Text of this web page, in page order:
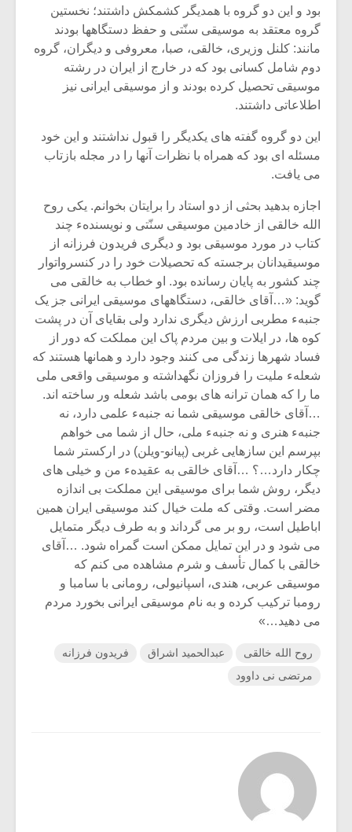
بود و این دو گروه با همدیگر کشمکش داشتند؛ نخستین
گروه معتقد به موسیقی سنّتی و حفظ دستگاهها بودند
مانند: کلنل وزیری، خالقی، صبا، معروفی و دیگران، گروه
دوم شامل کسانی بود که در خارج از ایران در رشته
موسیقی تحصیل کرده بودند و از موسیقی ایرانی نیز
اطلاعاتی داشتند.
این دو گروه گفته‏ های یکدیگر را قبول نداشتند و این خود
مسئله ‏ای بود که همراه با نظرات آنها را در مجله بازتاب
می‏ یافت.
اجازه بدهید بحثی از دو استاد را برایتان بخوانم. یکی روح
‏الله خالقی از خادمین‏ موسیقی سنّتی و نویسندهء چند
کتاب در مورد موسیقی بود و دیگری فریدون فرزانه از
موسیقیدانان برجسته که تحصیلات خود را در کنسرواتوار
چند کشور به پایان رسانده‏ بود. او خطاب به خالقی می‏
گوید: «…آقای خالقی، دستگاههای موسیقی ایرانی جز یک‏
جنبهء مطربی ارزش دیگری ندارد ولی بقایای آن در پشت
کوه ها، در ایلات و بین مردم‏ پاک این مملکت که دور از
فساد شهرها زندگی می‏ کنند وجود دارد و همانها هستند که‏
شعلهء ملیت را فروزان نگهداشته و موسیقی واقعی ملی
ما را که همان ترانه‏ های بومی‏ باشد شعله‏ ور ساخته ‏اند.
…آقای خالقی موسیقی شما نه جنبهء علمی دارد، نه
جنبهء هنری و نه جنبهء ملی، حال از شما می‏ خواهم
بپرسم این سازهایی غربی (پیانو-ویلن) در ارکستر شما
چکار دارد…؟ …آقای خالقی به عقیدهء من و خیلی‏ های
دیگر، روش شما برای موسیقی این مملکت‏ بی‏ اندازه
مضر است. وقتی که ملت خیال کند موسیقی ایران همین
اباطیل است، رو بر می‏ گرداند و به طرف‏ دیگر متمایل
می‏ شود و در این تمایل ممکن است گمراه شود. …آقای
خالقی با کمال تأسف و شرم مشاهده می‏ کنم که
موسیقی عربی، هندی، اسپانیولی، رومانی با سامبا و
رومبا ترکیب کرده و به نام موسیقی ایرانی بخورد مردم‏
می ‏دهید…»
روح الله خالقی عبدالحمید اشراق
فریدون فرزانه
مرتضی نی داوود